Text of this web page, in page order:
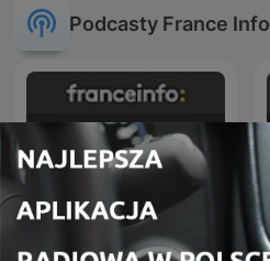
Podcasty France Info